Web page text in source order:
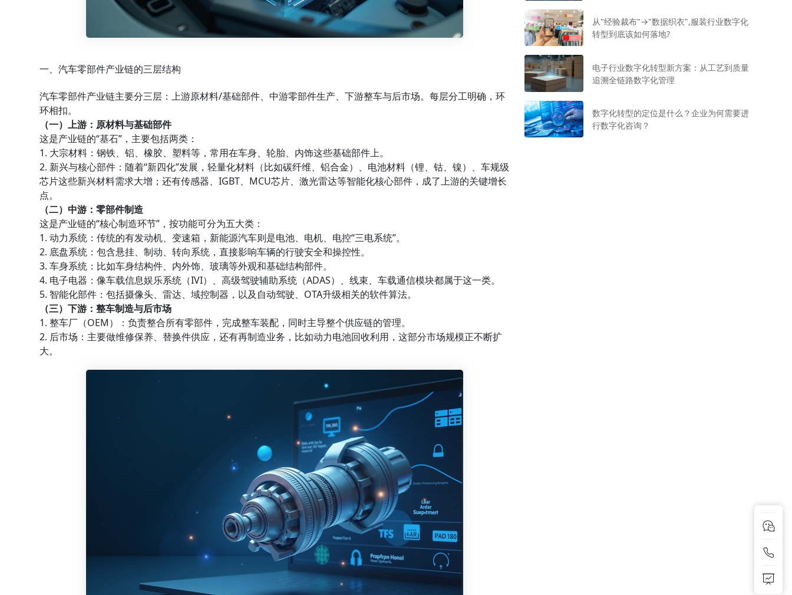
一、汽车零部件产业链的三层结构
汽车零部件产业链主要分三层：上游原材料/基础部件、中游零部件生产、下游整车与后市场。每层分工明确，环
环相扣。
（一）上游：原材料与基础部件
这是产业链的“基石”，主要包括两类：
1. 大宗材料：钢铁、铝、橡胶、塑料等，常用在车身、轮胎、内饰这些基础部件上。
2. 新兴与核心部件：随着“新四化”发展，轻量化材料（比如碳纤维、铝合金）、电池材料（锂、钴、镍）、车规级
芯片这些新兴材料需求大增；还有传感器、IGBT、MCU芯片、激光雷达等智能化核心部件，成了上游的关键增长
点。
（二）中游：零部件制造
这是产业链的“核心制造环节”，按功能可分为五大类：
1. 动力系统：传统的有发动机、变速箱，新能源汽车则是电池、电机、电控“三电系统”。
2. 底盘系统：包含悬挂、制动、转向系统，直接影响车辆的行驶安全和操控性。
3. 车身系统：比如车身结构件、内外饰、玻璃等外观和基础结构部件。
4. 电子电器：像车载信息娱乐系统（IVI）、高级驾驶辅助系统（ADAS）、线束、车载通信模块都属于这一类。
5. 智能化部件：包括摄像头、雷达、域控制器，以及自动驾驶、OTA升级相关的软件算法。
（三）下游：整车制造与后市场
1. 整车厂（OEM）：负责整合所有零部件，完成整车装配，同时主导整个供应链的管理。
2. 后市场：主要做维修保养、替换件供应，还有再制造业务，比如动力电池回收利用，这部分市场规模正不断扩
大。
从"经验裁布"→"数据织衣",服装行业数字化
转型到底该如何落地?
电子行业数字化转型新方案：从工艺到质量
追溯全链路数字化管理
数字化转型的定位是什么？企业为何需要进
行数字化咨询？